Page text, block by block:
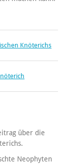
Knöterichs
über die
Neophyten